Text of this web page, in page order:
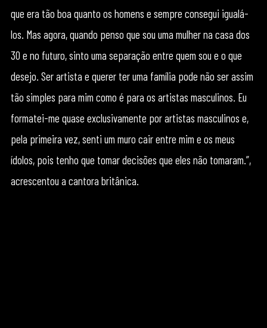
que era tão boa quanto os homens e sempre consegui igualá-
los. Mas agora, quando penso que sou uma mulher na casa dos
30 e no futuro, sinto uma separação entre quem sou e o que
desejo. Ser artista e querer ter uma família pode não ser assim
tão simples para mim como é para os artistas masculinos. Eu
formatei-me quase exclusivamente por artistas masculinos e,
pela primeira vez, senti um muro cair entre mim e os meus
ídolos, pois tenho que tomar decisões que eles não tomaram.”,
acrescentou a cantora britânica.